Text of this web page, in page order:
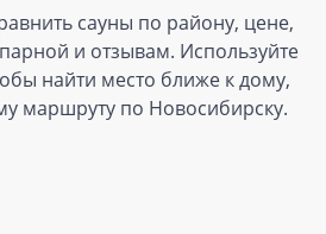
сауны по району, цене,
и отзывам. Используйте
найти место ближе к дому,
маршруту по Новосибирску.